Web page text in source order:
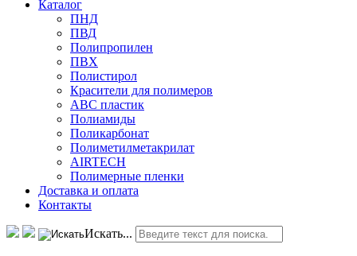
Каталог
ПНД
ПВД
Полипропилен
ПВХ
Полистирол
Красители для полимеров
АВС пластик
Полиамиды
Поликарбонат
Полиметилметакрилат
AIRTECH
Полимерные пленки
Доставка и оплата
Контакты
Искать...